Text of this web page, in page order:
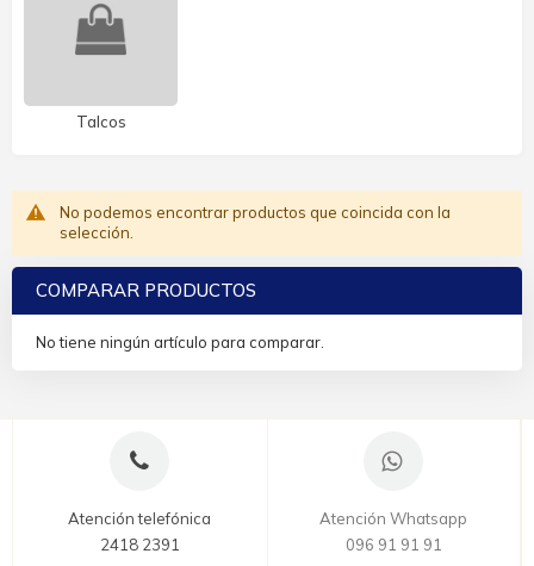
Talcos
No podemos encontrar productos que coincida con la
selección.
COMPARAR PRODUCTOS
No tiene ningún artículo para comparar.
Atención telefónica
2418 2391
Atención Whatsapp
096 91 91 91